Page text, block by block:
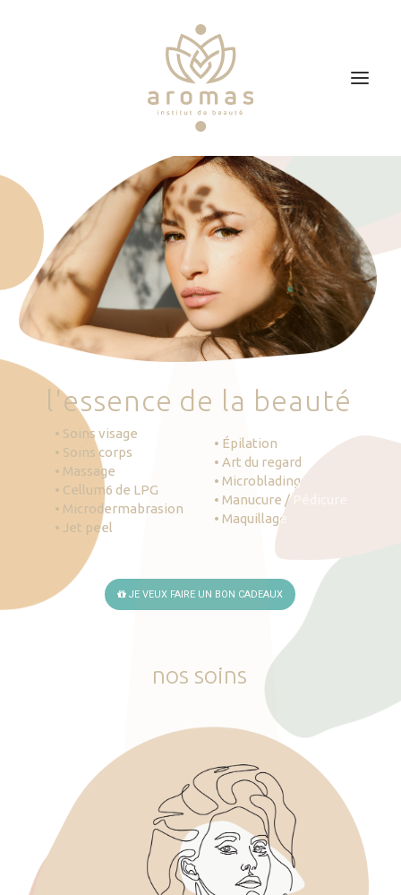
Soins
Je veux faire un bon cadeau
Plan d’accès
Prendre RDV
'essence de la beauté
• Soins visage
• Soins corps
• Massage
• Cellum6 de LPG
• Microdermabrasion
• Jet peel
• Épilation
• Art du regard
• Microblading
• Manucure / Pédicure
• Maquillage
JE VEUX FAIRE UN BON CADEAUX
nos soins